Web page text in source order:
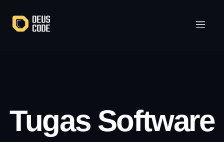
konten
Tugas Software